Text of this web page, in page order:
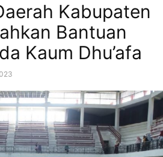
Kabupaten
Bantuan
Kaum Dhu’afa